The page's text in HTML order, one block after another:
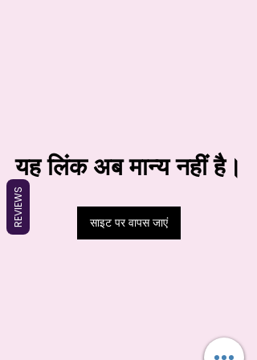
यह लिंक अब मान्य नहीं है।
साइट पर वापस जाएं
REVIEWS